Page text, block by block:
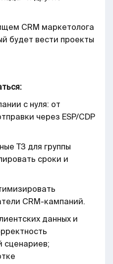
CRM маркетолога
будет вести проекты
с нуля: от
через ESP/CDP
ТЗ для группы
сроки и
CRM-кампаний.
данных и
сценариев;